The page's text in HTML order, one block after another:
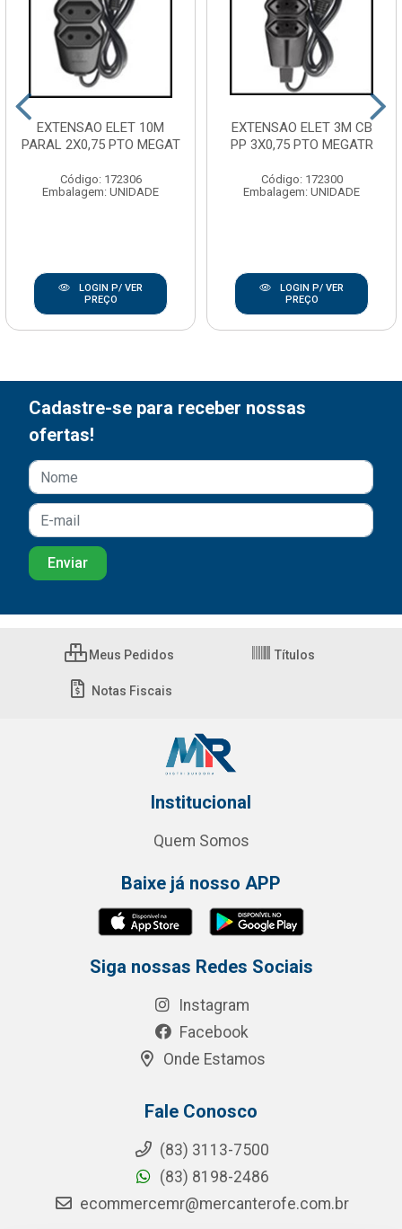
EXTENSAO ELET 10M
PARAL 2X0,75 PTO MEGAT
Código: 172306
Embalagem: UNIDADE
LOGIN P/ VER
PREÇO
EXTENSAO ELET 3M CB
PP 3X0,75 PTO MEGATR
Código: 172300
Embalagem: UNIDADE
LOGIN P/ VER
PREÇO
Cadastre-se para receber nossas
ofertas!
Meus Pedidos Títulos
Notas Fiscais
Institucional
Quem Somos
Baixe já nosso APP
Siga nossas Redes Sociais
Instagram
Facebook
Onde Estamos
Fale Conosco
(83) 3113-7500
(83) 8198-2486
ecommercemr@mercanterofe.com.br